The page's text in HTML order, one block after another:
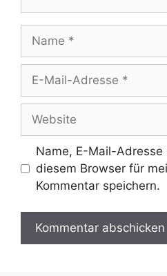
Mail-
Adresse
Name, E-Mail-Adresse
diesem Browser für
Kommentar speichern.